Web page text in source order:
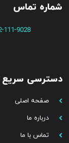
شماره تماس
111-9028
دسترسی سریع
صفحه اصلی
درباره ما
تماس با ما